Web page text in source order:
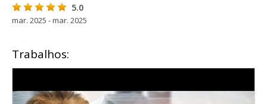
5.0
mar. 2025 - mar. 2025
Trabalhos: